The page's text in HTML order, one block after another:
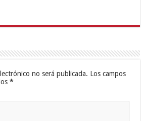
no será publicada. Los campos
*